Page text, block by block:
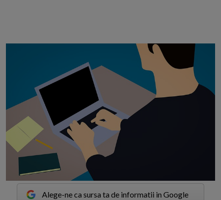
Alege-ne ca sursa ta de informatii in Google